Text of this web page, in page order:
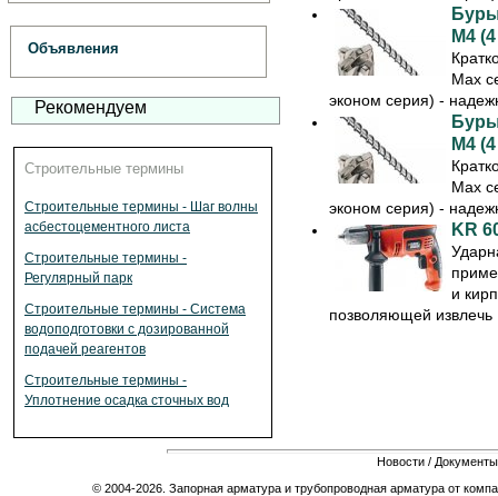
Объявления
Рекомендуем
Строительные термины
Строительные термины - Шаг волны
асбестоцементного листа
Строительные термины -
Регулярный парк
Строительные термины - Система
водоподготовки с дозированной
подачей реагентов
Строительные термины -
Уплотнение осадка сточных вод
M4
Max
эконом серия) -
M4
Max
эконом серия) -
KR
и
позволяющей извлечь
Новости / Документы
© 2004-2026. Запорная арматура и трубопроводная арматура от